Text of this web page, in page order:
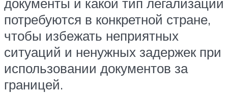
потребуются в конкретной стране,
чтобы избежать неприятных
ситуаций и ненужных задержек при
использовании документов за
границей.